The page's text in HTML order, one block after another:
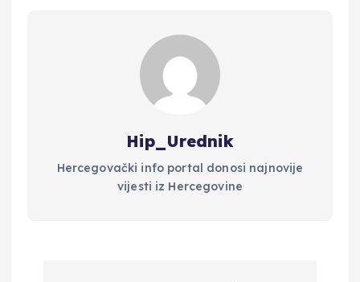
Hip_Urednik
Hercegovački info portal donosi najnovije
vijesti iz Hercegovine